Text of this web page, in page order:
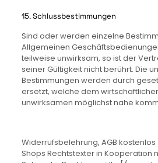
15. Schlussbestimmungen
Sind oder werden einzelne
Allgemeinen
teilweise unwirksam, so ist der
seiner Gültigkeit nicht berührt. Die
Bestimmungen werden durch
ersetzt, welche dem
unwirksamen möglichst nahe
Widerrufsbelehrung, AGB
Shops Rechtstexter in Kooperation